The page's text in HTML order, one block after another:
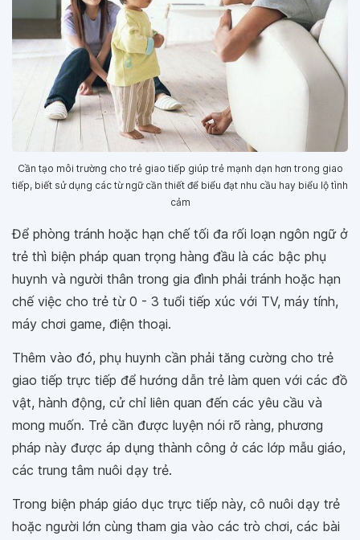
Cần tạo môi trường cho trẻ giao tiếp giúp trẻ mạnh dạn hơn trong giao
tiếp, biết sử dụng các từ ngữ cần thiết để biểu đạt nhu cầu hay biểu lộ tình
cảm
Để phòng tránh hoặc hạn chế tối đa rối loạn ngôn ngữ ở
trẻ thì biện pháp quan trọng hàng đầu là các bậc phụ
huynh và người thân trong gia đình phải tránh hoặc hạn
chế việc cho trẻ từ 0 - 3 tuổi tiếp xúc với TV, máy tính,
máy chơi game, điện thoại.
Thêm vào đó, phụ huynh cần phải tăng cường cho trẻ
giao tiếp trực tiếp để hướng dẫn trẻ làm quen với các đồ
vật, hành động, cử chỉ liên quan đến các yêu cầu và
mong muốn. Trẻ cần được luyện nói rõ ràng, phương
pháp này được áp dụng thành công ở các lớp mẫu giáo,
các trung tâm nuôi dạy trẻ.
Trong biện pháp giáo dục trực tiếp này, cô nuôi dạy trẻ
hoặc người lớn cùng tham gia vào các trò chơi, các bài